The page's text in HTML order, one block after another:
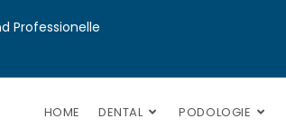
Professionelle
HOME DENTAL PODOLOGIE